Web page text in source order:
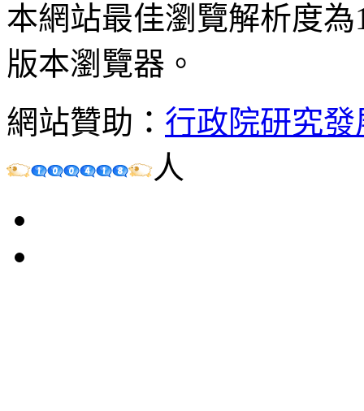
本網站最佳瀏覽解析度
版本瀏覽器。
網站贊助： 行政院研究
人